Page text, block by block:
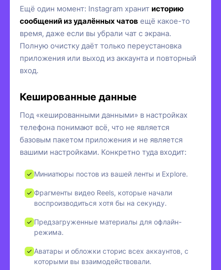
Ещё один момент: Instagram хранит историю
сообщений из удалённых чатов ещё какое-то
время, даже если вы убрали чат с экрана.
Полную очистку даёт только переустановка
приложения или выход из аккаунта и повторный
вход.
Кешированные данные
Под «кешированными данными» в настройках
телефона понимают всё, что не является
базовым пакетом приложения и не является
вашими настройками. Конкретно туда входит:
Миниатюры постов из вашей ленты и Explore.
Фрагменты видео Reels, которые начали
воспроизводиться хотя бы на секунду.
Предзагруженные материалы для офлайн-
режима.
Аватары и обложки сторис всех аккаунтов, с
которыми вы взаимодействовали.